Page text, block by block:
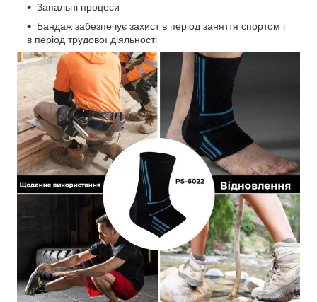
Запальні процеси
Бандаж забезпечує захист в період заняття спортом і
в період трудової діяльності